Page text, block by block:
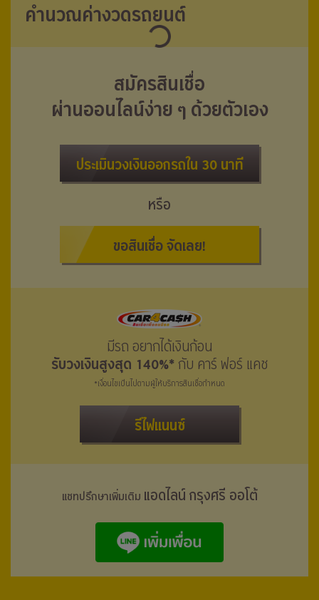
คำนวณค่างวดรถยนต์
สมัครสินเชื่อ
ผ่านออนไลน์ง่าย ๆ ด้วยตัวเอง
ประเมินวงเงินออกรถใน 30 นาที
หรือ
ขอสินเชื่อ จัดเลย!
มีรถ อยากได้เงินก้อน
รับวงเงินสูงสุด 140%* กับ คาร์ ฟอร์ แคช
*เงื่อนไขเป็นไปตามผู้ให้บริการสินเชื่อกำหนด
รีไฟแนนซ์
แชทปรึกษาเพิ่มเติม แอดไลน์ กรุงศรี ออโต้